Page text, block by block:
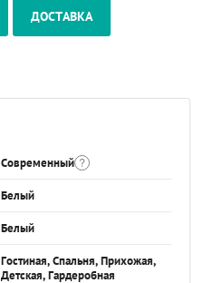
ДОСТАВКА
Современный
Белый
Белый
Гостиная, Спальня, Прихожая,
Детская, Гардеробная